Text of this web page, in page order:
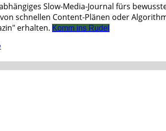
Slow-Media-Journal fürs
schnellen Content-Plänen oder
erhalten. Komm ins Rudel